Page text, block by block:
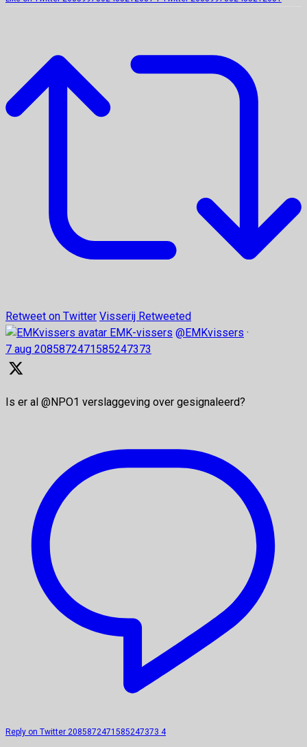
Retweet on Twitter Visserij Retweeted
EMK-vissers @EMKvissers ·
7 aug 2085872471585247373
Is er al @NPO1 verslaggeving over gesignaleerd?
Reply on Twitter 2085872471585247373 4